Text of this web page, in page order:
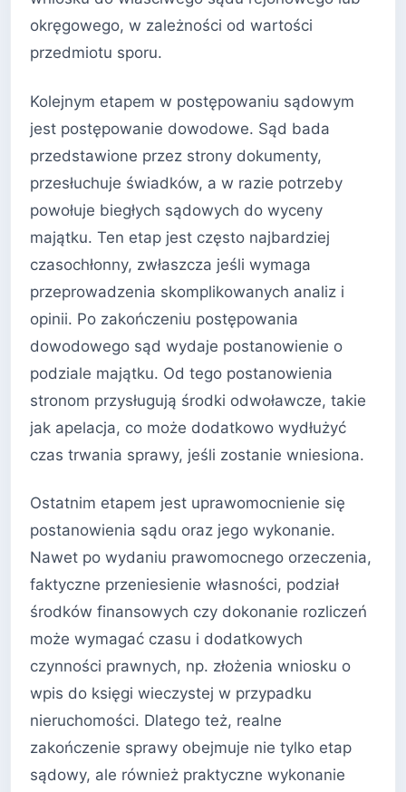
okręgowego, w zależności od wartości
przedmiotu sporu.
Kolejnym etapem w postępowaniu sądowym
jest postępowanie dowodowe. Sąd bada
przedstawione przez strony dokumenty,
przesłuchuje świadków, a w razie potrzeby
powołuje biegłych sądowych do wyceny
majątku. Ten etap jest często najbardziej
czasochłonny, zwłaszcza jeśli wymaga
przeprowadzenia skomplikowanych analiz i
opinii. Po zakończeniu postępowania
dowodowego sąd wydaje postanowienie o
podziale majątku. Od tego postanowienia
stronom przysługują środki odwoławcze, takie
jak apelacja, co może dodatkowo wydłużyć
czas trwania sprawy, jeśli zostanie wniesiona.
Ostatnim etapem jest uprawomocnienie się
postanowienia sądu oraz jego wykonanie.
Nawet po wydaniu prawomocnego orzeczenia,
faktyczne przeniesienie własności, podział
środków finansowych czy dokonanie rozliczeń
może wymagać czasu i dodatkowych
czynności prawnych, np. złożenia wniosku o
wpis do księgi wieczystej w przypadku
nieruchomości. Dlatego też, realne
zakończenie sprawy obejmuje nie tylko etap
sądowy, ale również praktyczne wykonanie